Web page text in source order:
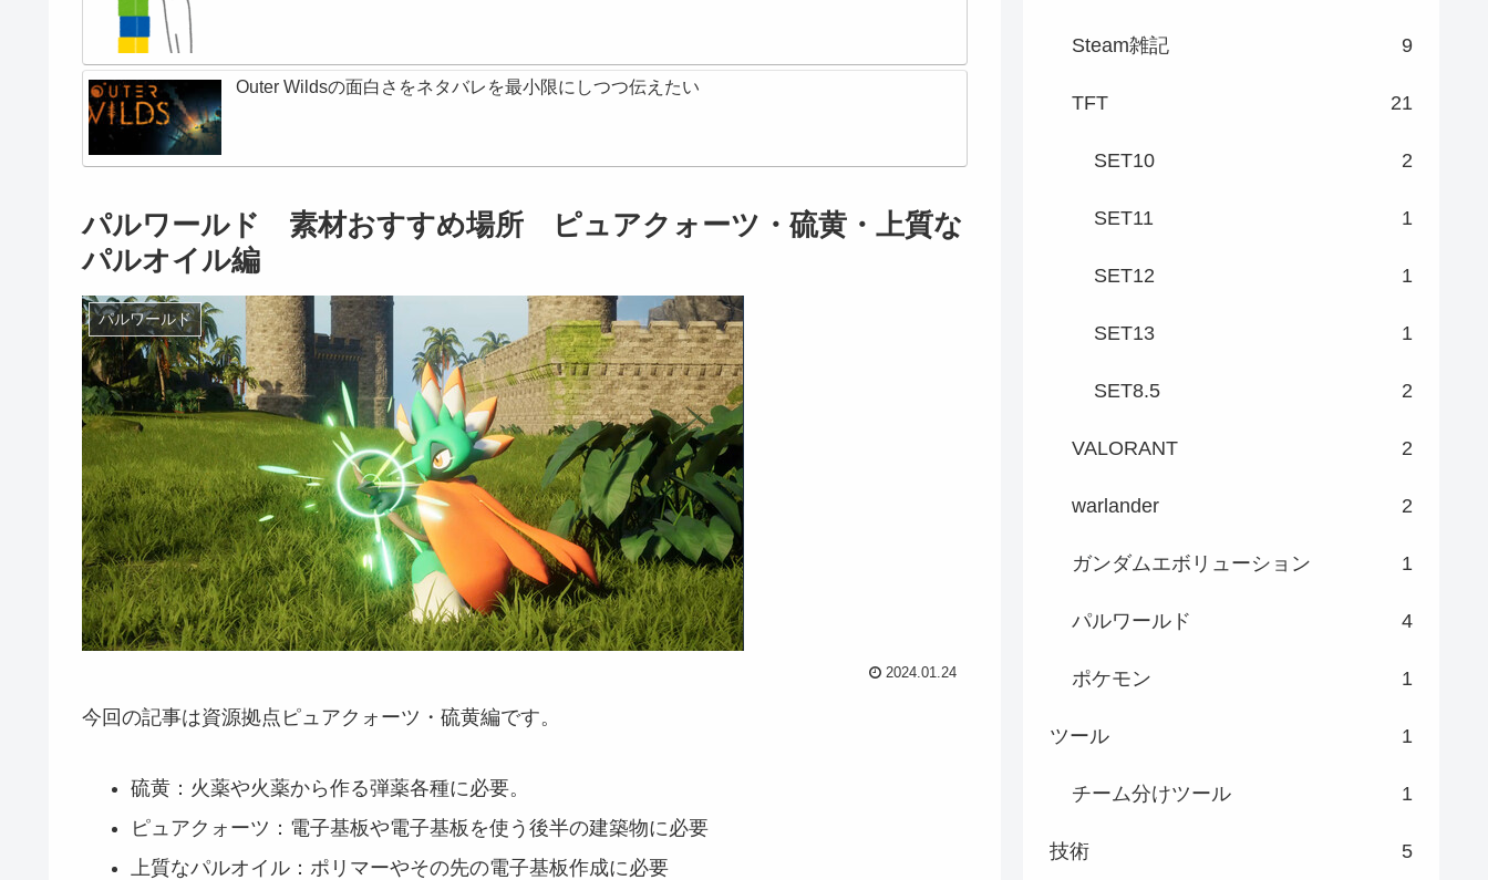
Outer Wildsの面白さをネタバレを最小限にしつつ伝えたい
パルワールド 素材おすすめ場所 ピュアクォーツ・硫黄・上質な
パルオイル編
パルワールド
2024.01.24
今回の記事は資源拠点ピュアクォーツ・硫黄編です。
硫黄：火薬や火薬から作る弾薬各種に必要。
ピュアクォーツ：電子基板や電子基板を使う後半の建築物に必要
上質なパルオイル：ポリマーやその先の電子基板作成に必要
Steam雑記 9
TFT 21
SET10 2
SET11 1
SET12 1
SET13 1
SET8.5 2
VALORANT 2
warlander 2
ガンダムエボリューション 1
パルワールド 4
ポケモン 1
ツール 1
チーム分けツール 1
技術 5